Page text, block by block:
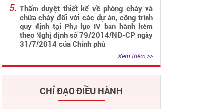
Thẩm duyệt thiết kế về phòng cháy và
chữa cháy đối với các dự án, công trình
quy định tại Phụ lục IV ban hành kèm
theo Nghị định số 79/2014/NĐ-CP ngày
31/7/2014 của Chính phủ
Xem thêm >>
CHỈ ĐẠO ĐIỀU HÀNH